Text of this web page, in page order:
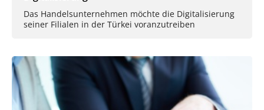
Das Handelsunternehmen möchte die Digitalisierung
seiner Filialen in der Türkei voranzutreiben